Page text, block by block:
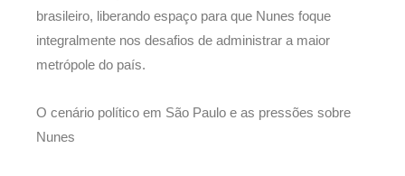
brasileiro, liberando espaço para que Nunes foque
integralmente nos desafios de administrar a maior
metrópole do país.
O cenário político em São Paulo e as pressões sobre
Nunes